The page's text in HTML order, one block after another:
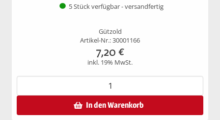
5 Stück verfügbar - versandfertig
Gützold
Artikel-Nr.: 30001166
7,20 €
inkl. 19% MwSt.
In den Warenkorb